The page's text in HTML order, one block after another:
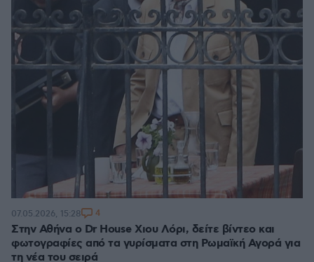
Στην Αθήνα ο Dr House Χιου Λόρι, δείτε βίντεο και
φωτογραφίες από τα γυρίσματα στη Ρωμαϊκή Αγορά για
τη νέα του σειρά
07.05.2026, 15:28 4